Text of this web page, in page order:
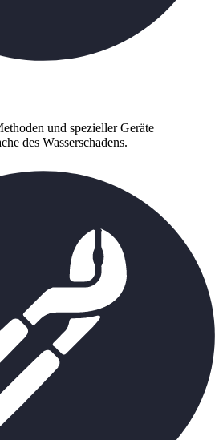
und spezieller Geräte
des Wasserschadens.